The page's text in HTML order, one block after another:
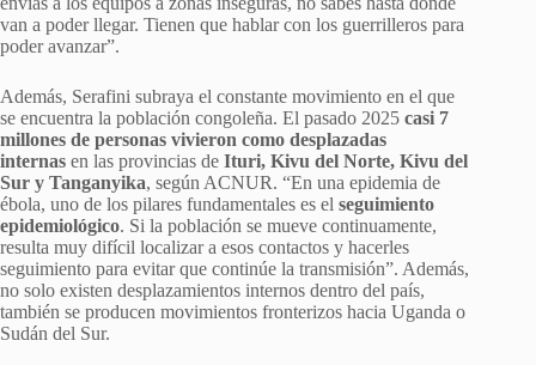
van a poder llegar. Tienen que hablar con los guerrilleros para
poder avanzar”.
Además, Serafini subraya el constante movimiento en el que
se encuentra la población congoleña. El pasado 2025 casi 7
millones de personas vivieron como desplazadas
internas en las provincias de Ituri, Kivu del Norte, Kivu del
Sur y Tanganyika, según ACNUR. “En una epidemia de
ébola, uno de los pilares fundamentales es el seguimiento
epidemiológico. Si la población se mueve continuamente,
resulta muy difícil localizar a esos contactos y hacerles
seguimiento para evitar que continúe la transmisión”. Además,
no solo existen desplazamientos internos dentro del país,
también se producen movimientos fronterizos hacia Uganda o
Sudán del Sur.